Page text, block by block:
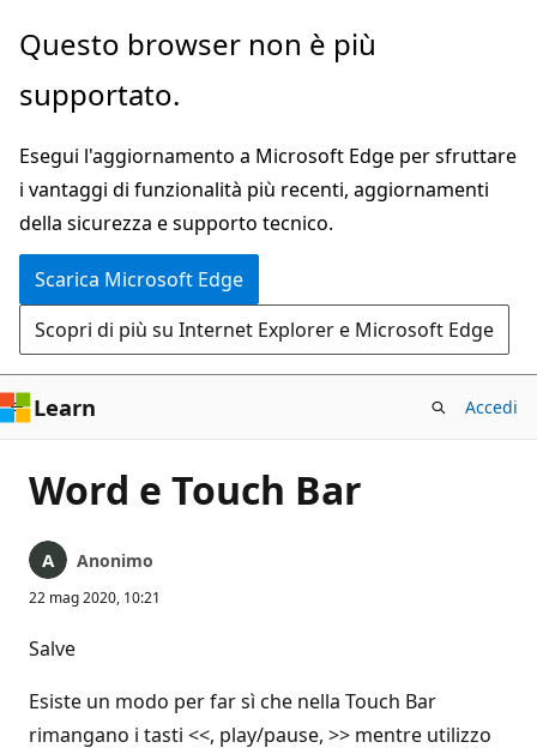
Ignora
passa
contenuto
principale
Questo browser non è più
supportato.
Esegui l'aggiornamento a Microsoft Edge per sfruttare
i vantaggi di funzionalità più recenti, aggiornamenti
della sicurezza e supporto tecnico.
Scarica Microsoft Edge
Scopri di più su Internet Explorer e Microsoft Edge
Learn Accedi
Word e Touch Bar
Anonimo
22 mag 2020, 10:21
Salve
Esiste un modo per far sì che nella Touch Bar
rimangano i tasti <<, play/pause, >> mentre utilizzo